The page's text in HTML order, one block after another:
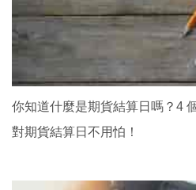
你知道什麼是期貨結算日嗎？4
對期貨結算日不用怕！